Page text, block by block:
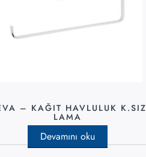
– KAĞIT HAVLULUK K.SIZ
LAMA
Devamını oku